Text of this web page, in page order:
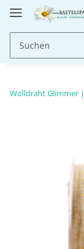
Wolldraht Glimmer